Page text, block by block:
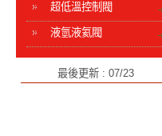
超低溫控制閥
液氫液氦閥
最後更新 : 07/23